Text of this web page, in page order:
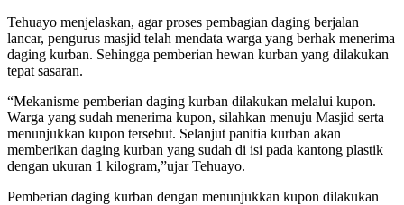
Tehuayo menjelaskan, agar proses pembagian daging berjalan
lancar, pengurus masjid telah mendata warga yang berhak menerima
daging kurban. Sehingga pemberian hewan kurban yang dilakukan
tepat sasaran.
“Mekanisme pemberian daging kurban dilakukan melalui kupon.
Warga yang sudah menerima kupon, silahkan menuju Masjid serta
menunjukkan kupon tersebut. Selanjut panitia kurban akan
memberikan daging kurban yang sudah di isi pada kantong plastik
dengan ukuran 1 kilogram,”ujar Tehuayo.
Pemberian daging kurban dengan menunjukkan kupon dilakukan